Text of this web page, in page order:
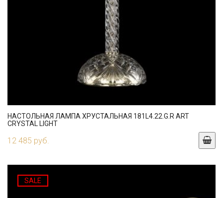
НАСТОЛЬНАЯ ЛАМПА ХРУСТАЛЬНАЯ 181L4.22.G.R ART
CRYSTAL LIGHT
12 485 руб.
SALE